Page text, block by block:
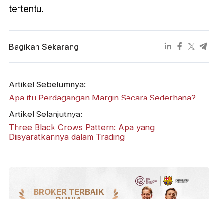
tertentu.
Bagikan Sekarang
Artikel Sebelumnya:
Apa itu Perdagangan Margin Secara Sederhana?
Artikel Selanjutnya:
Three Black Crows Pattern: Apa yang
Diisyaratkannya dalam Trading
BROKER TERBAIK